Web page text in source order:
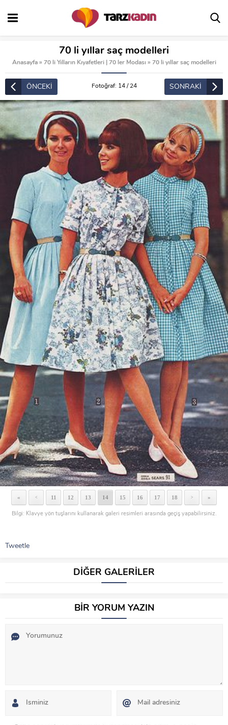
70 li yıllar saç modelleri
Anasayfa » 70 li Yılların Kıyafetleri | 70 ler Modası » 70 li yıllar saç modelleri
ÖNCEKİ Fotoğraf: 14 / 24 SONRAKİ
« < 11 12 13 14 15 16 17 18 > »
Bilgi: Klavye yön tuşlarını kullanarak galeri resimleri arasında geçiş yapabilirsiniz.
Tweetle
DİĞER GALERİLER
BİR YORUM YAZIN